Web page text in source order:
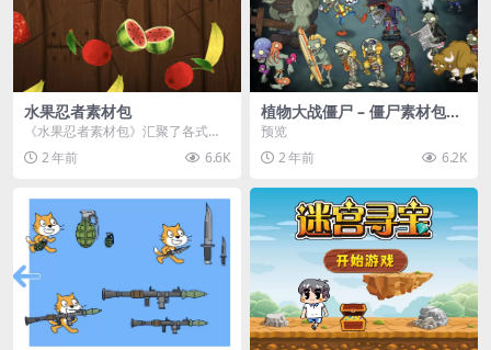
水果忍者素材包
《水果忍者素材包》汇聚了各式鲜
美诱人的水果图像与清脆悦耳的切
割音效，专为追求极致...
2 年前 6.6K
植物大战僵尸 – 僵尸素材包
【可预览】
预览
2 年前
6.2K